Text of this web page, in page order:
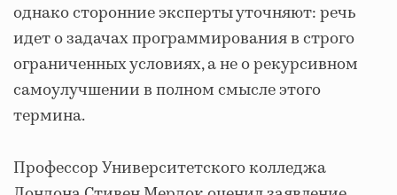
однако сторонние эксперты уточняют: речь
идет о задачах программирования в строго
ограниченных условиях, а не о рекурсивном
самоулучшении в полном смысле этого
термина.
Профессор Университетского колледжа